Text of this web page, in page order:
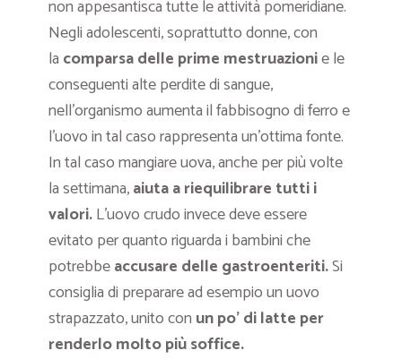
non appesantisca tutte le attività pomeridiane.
Negli adolescenti, soprattutto donne, con
la comparsa delle prime mestruazionie le
conseguenti alte perdite di sangue,
nell’organismo aumenta il fabbisogno di ferro e
l’uovo in tal caso rappresenta un’ottima fonte.
In tal caso mangiare uova, anche per più volte
la settimana,aiuta a riequilibrare tutti i
valori.L’uovo crudo invece deve essere
evitato per quanto riguarda i bambini che
potrebbeaccusare delle gastroenteriti.Si
consiglia di preparare ad esempio un uovo
strapazzato, unito con un po’ di latte per
renderlo molto più soffice.